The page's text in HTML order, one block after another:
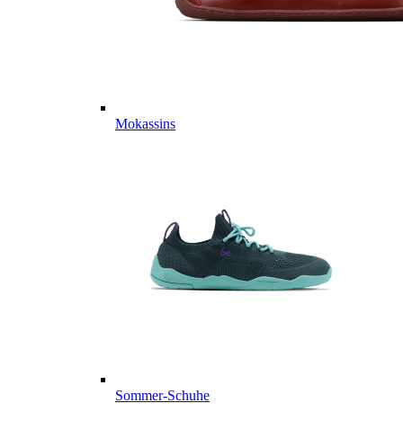
Mokassins
Sommer-Schuhe